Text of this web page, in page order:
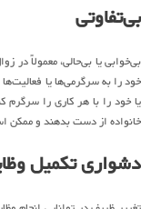
بی‌تفاوتی
بی‌خوابی یا بی‌حالی، معمولاً در
خود را به سرگرمی‌ها یا
یا خود را با هر کاری را
خانواده از دست بدهند و ممکن
دشواری تکمیل